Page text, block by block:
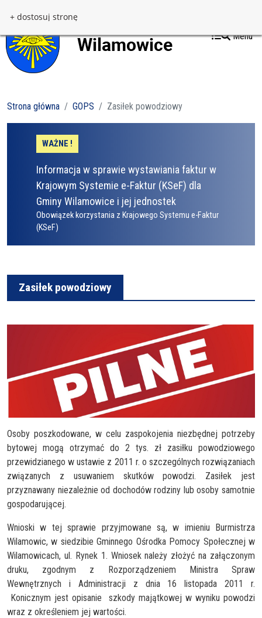
+ dostosuj stronę
Menu
Strona główna GOPS Zasiłek powodziowy
WAŻNE !
Informacja w sprawie wystawiania faktur w
Krajowym Systemie e-Faktur (KSeF) dla
Gminy Wilamowice i jej jednostek
Obowiązek korzystania z Krajowego Systemu e-Faktur
(KSeF)
Zasiłek powodziowy
Osoby poszkodowane, w celu zaspokojenia niezbędnej potrzeby
bytowej mogą otrzymać do 2 tys. zł zasiłku powodziowego
przewidzianego w ustawie z 2011 r. o szczególnych rozwiązaniach
związanych z usuwaniem skutków powodzi. Zasiłek jest
przyznawany niezależnie od dochodów rodziny lub osoby samotnie
gospodarującej.
Wnioski w tej sprawie przyjmowane są, w imieniu Burmistrza
Wilamowic, w siedzibie Gminnego Ośrodka Pomocy Społecznej w
Wilamowicach, ul. Rynek 1. Wniosek należy złożyć na załączonym
druku, zgodnym z Rozporządzeniem Ministra Spraw
Wewnętrznych i Administracji z dnia 16 listopada 2011 r.
Konicznym jest opisanie szkody majątkowej w wyniku powodzi
wraz z określeniem jej wartości.